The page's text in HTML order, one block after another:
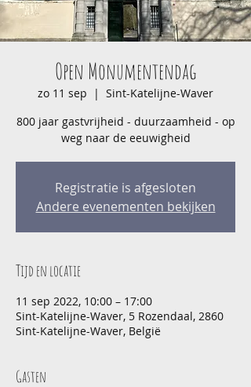
Open Monumentendag
zo 11 sep
  |
Sint-Katelijne-Waver
800 jaar gastvrijheid - duurzaamheid - op
weg naar de eeuwigheid
Registratie is afgesloten
Andere evenementen bekijken
Tijd en locatie
11 sep 2022, 10:00 – 17:00
Sint-Katelijne-Waver, 5 Rozendaal, 2860
Sint-Katelijne-Waver, België
Gasten